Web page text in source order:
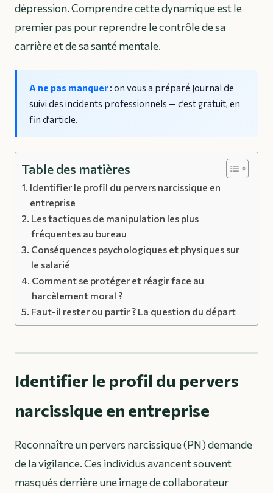
dépression. Comprendre cette dynamique est le
premier pas pour reprendre le contrôle de sa
carrière et de sa santé mentale.
A ne pas manquer : on vous a préparé Journal de
suivi des incidents professionnels — c’est gratuit, en
fin d’article.
Table des matières
Identifier le profil du pervers narcissique en
entreprise
Les tactiques de manipulation les plus
fréquentes au bureau
Conséquences psychologiques et physiques sur
le salarié
Comment se protéger et réagir face au
harcèlement moral ?
Faut-il rester ou partir ? La question du départ
Identifier le profil du pervers
narcissique en entreprise
Reconnaître un pervers narcissique (PN) demande
de la vigilance. Ces individus avancent souvent
masqués derrière une image de collaborateur